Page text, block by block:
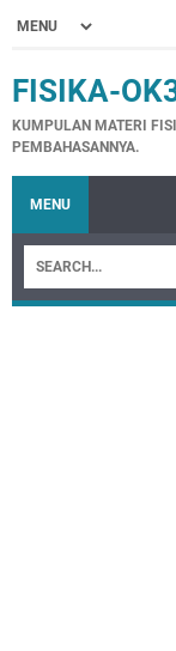
FISIKA-
KUMPULAN MATERI
PEMBAHASANNYA.
MENU